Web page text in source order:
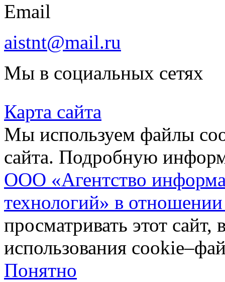
Email
aistnt@mail.ru
Мы в социальных сетях
Карта сайта
Мы используем файлы
сайта. Подробную
ООО «Агентство
технологий» в
просматривать этот
использования
Понятно